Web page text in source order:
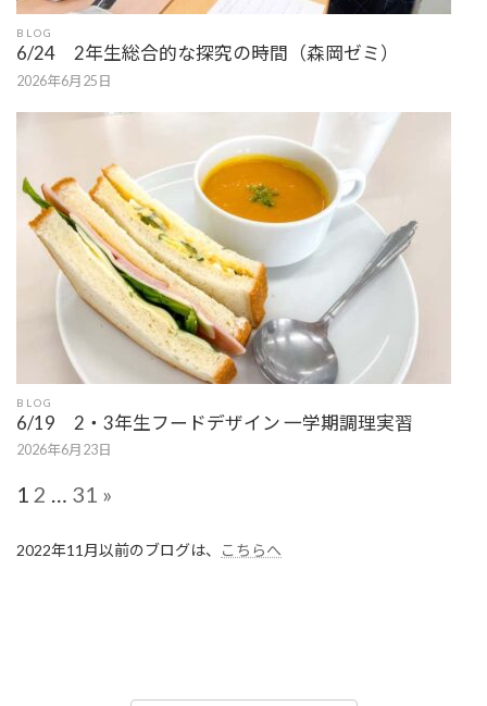
BLOG
6/24 2年生総合的な探究の時間（森岡ゼミ）
2026年6月25日
BLOG
6/19 2・3年生フードデザイン 一学期調理実習
2026年6月23日
Page:
1 2 … 31 Next
»
2022年11月以前のブログは、 こちらへ